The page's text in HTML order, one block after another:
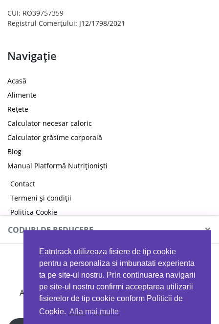
Eatntrack utilizeaza fisiere de tip cookie
pentru a personaliza si imbunatati experienta
ta pe site-ul nostru. Prin continuarea navigarii
pe site-ul nostru confirmi acceptarea utilizarii
fisierelor de tip cookie conform Politicii de
Cookie. Afla mai multe
CUI: RO39757359
Registrul Comerțului: J12/1798/2021
Navigație
Acasă
Alimente
Rețete
Calculator necesar caloric
Calculator grăsime corporală
Blog
Manual Platformă Nutriționiști
Contact
Termeni și condiții
Politica Cookie
Politica de confidențialitate
CODURI DE REDUCERE ×
MYPROTEIN
Ai 40%reducere la orice comandă folosind codul
EATTRACK